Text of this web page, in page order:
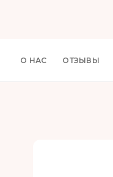
О НАС ОТЗЫВЫ